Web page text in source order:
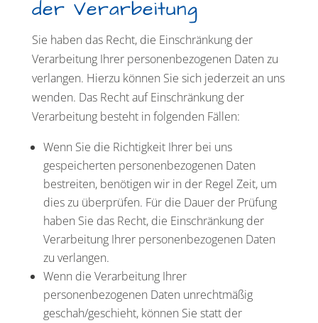
der Verarbeitung
Sie haben das Recht, die Einschränkung der
Verarbeitung Ihrer personenbezogenen Daten zu
verlangen. Hierzu können Sie sich jederzeit an uns
wenden. Das Recht auf Einschränkung der
Verarbeitung besteht in folgenden Fällen:
Wenn Sie die Richtigkeit Ihrer bei uns
gespeicherten personenbezogenen Daten
bestreiten, benötigen wir in der Regel Zeit, um
dies zu überprüfen. Für die Dauer der Prüfung
haben Sie das Recht, die Einschränkung der
Verarbeitung Ihrer personenbezogenen Daten
zu verlangen.
Wenn die Verarbeitung Ihrer
personenbezogenen Daten unrechtmäßig
geschah/geschieht, können Sie statt der